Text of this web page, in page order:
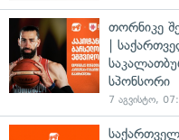
თორნიკე
|
სპონსორი
7 აგვისტო,